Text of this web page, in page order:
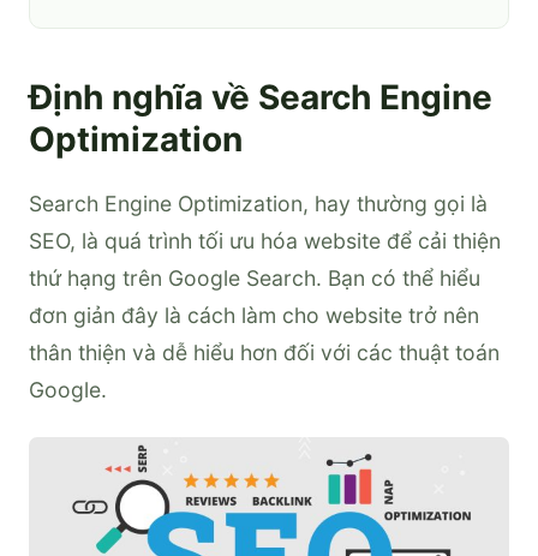
Định nghĩa về Search Engine
Optimization
Search Engine Optimization, hay thường gọi là
SEO, là quá trình tối ưu hóa website để cải thiện
thứ hạng trên Google Search. Bạn có thể hiểu
đơn giản đây là cách làm cho website trở nên
thân thiện và dễ hiểu hơn đối với các thuật toán
Google.